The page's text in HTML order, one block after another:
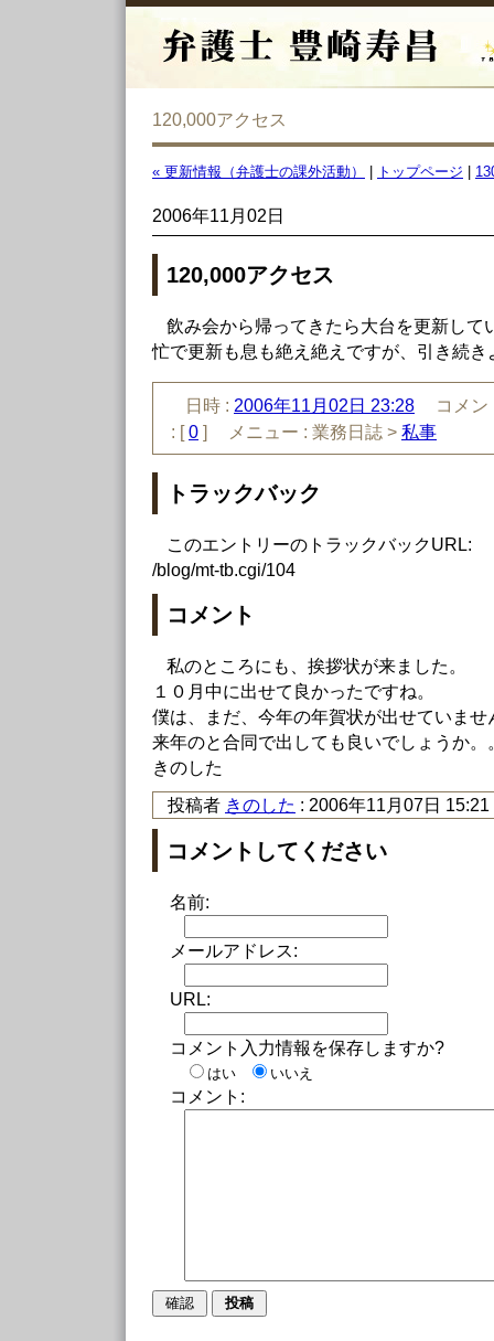
120,000アクセス
« 更新情報（弁護士の課外活動） トップページ
2006年11月02日
120,000アクセス
飲み会から帰ってきたら大台を更新して
忙で更新も息も絶え絶えですが、引き続
日時 : 2006年11月02日 23:28
コメ
: [0 ] メニュー : 業務日誌 > 私事
トラックバック
このエントリーのトラックバックURL:
/blog/mt-tb.cgi/104
コメント
私のところにも、挨拶状が来ました。
１０月中に出せて良かったですね。
僕は、まだ、今年の年賀状が出せていませ
来年のと合同で出しても良いでしょうか。
きのした
投稿者 きのした : 2006年11月07日 15:21
コメントしてください
名前:
メールアドレス:
URL:
コメント入力情報を保存しますか?
はい いいえ
コメント: